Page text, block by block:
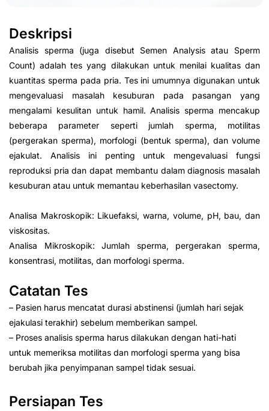
Deskripsi
Analisis sperma (juga disebut Semen Analysis atau Sperm
Count) adalah tes yang dilakukan untuk menilai kualitas dan
kuantitas sperma pada pria. Tes ini umumnya digunakan untuk
mengevaluasi masalah kesuburan pada pasangan yang
mengalami kesulitan untuk hamil. Analisis sperma mencakup
beberapa parameter seperti jumlah sperma, motilitas
(pergerakan sperma), morfologi (bentuk sperma), dan volume
ejakulat. Analisis ini penting untuk mengevaluasi fungsi
reproduksi pria dan dapat membantu dalam diagnosis masalah
kesuburan atau untuk memantau keberhasilan vasectomy.
Analisa Makroskopik: Likuefaksi, warna, volume, pH, bau, dan
viskositas.
Analisa Mikroskopik: Jumlah sperma, pergerakan sperma,
konsentrasi, motilitas, dan morfologi sperma.
Catatan Tes
– Pasien harus mencatat durasi abstinensi (jumlah hari sejak
ejakulasi terakhir) sebelum memberikan sampel.
– Proses analisis sperma harus dilakukan dengan hati-hati
untuk memeriksa motilitas dan morfologi sperma yang bisa
berubah jika penyimpanan sampel tidak sesuai.
Persiapan Tes